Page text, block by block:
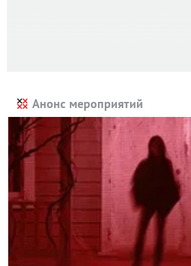
Анонс мероприятий